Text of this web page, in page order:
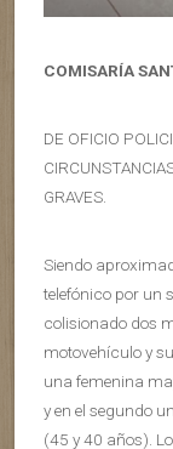
COMISARÍA
DE OFICIO
GRAVES.
Siendo
telefónico por un
colisionado dos
motovehículo y
una femenina
y en el segundo
(45 y 40 años).